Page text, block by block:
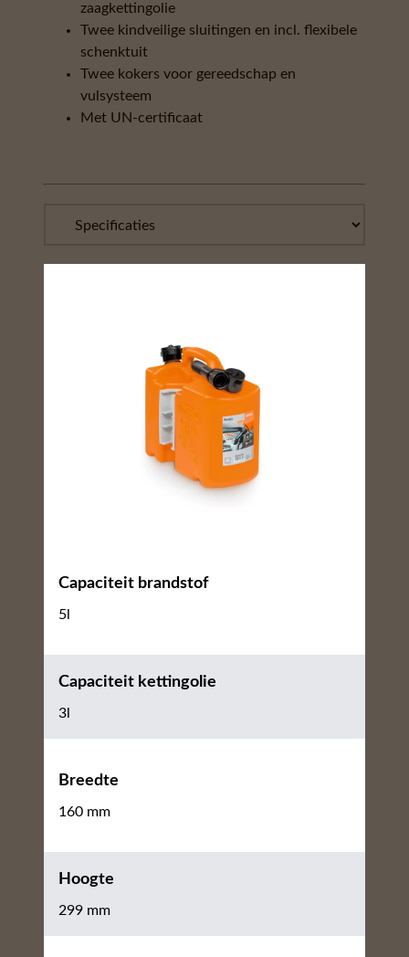
zaagkettingolie
Twee kindveilige sluitingen en incl. flexibele
schenktuit
Twee kokers voor gereedschap en
vulsysteem
Met UN-certificaat
Capaciteit brandstof
5l
Capaciteit kettingolie
3l
Breedte
160 mm
Hoogte
299 mm